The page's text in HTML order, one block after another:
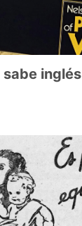
sabe inglés